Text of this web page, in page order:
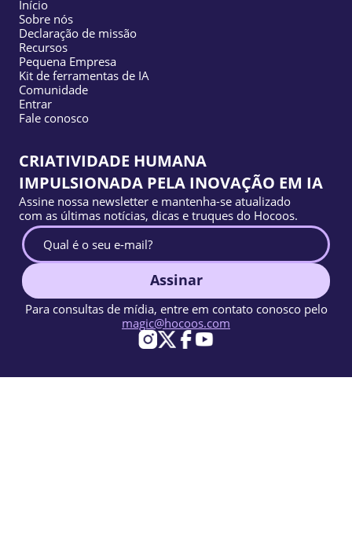
Início
Sobre nós
Declaração de missão
Recursos
Pequena Empresa
Kit de ferramentas de IA
Comunidade
Entrar
Fale conosco
CRIATIVIDADE HUMANA
IMPULSIONADA PELA INOVAÇÃO EM IA
Assine nossa newsletter e mantenha-se atualizado
com as últimas notícias, dicas e truques do Hocoos.
Assinar
Para consultas de mídia, entre em contato conosco pelo
magic@hocoos.com